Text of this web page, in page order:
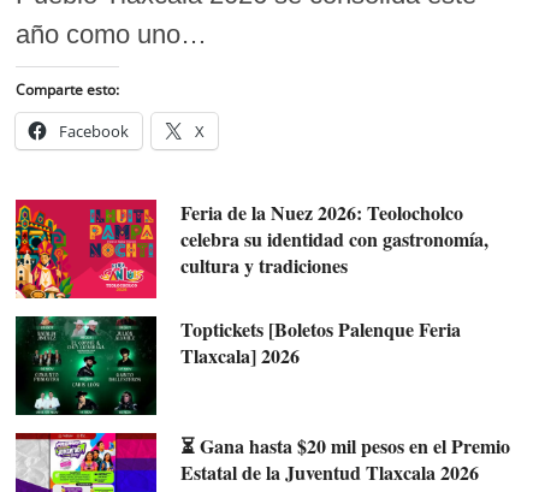
año como uno…
Comparte esto:
Facebook X
Feria de la Nuez 2026: Teolocholco
celebra su identidad con gastronomía,
cultura y tradiciones
Toptickets [Boletos Palenque Feria
Tlaxcala] 2026
⏳ Gana hasta $20 mil pesos en el Premio
Estatal de la Juventud Tlaxcala 2026